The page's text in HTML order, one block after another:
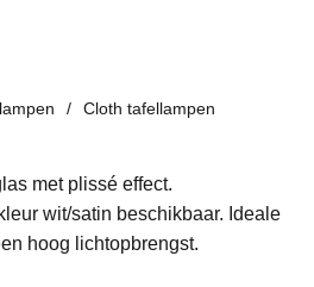
Cloth tafellampen
met plissé effect.
wit/satin beschikbaar. Ideale
hoog lichtopbrengst.